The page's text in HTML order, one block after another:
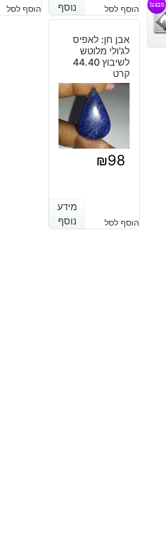
מבצע!
נוסף
הוסף לסל
נוסף
הוסף לסל
אבן חן: לאפיס
לג'ולי מלוטש
לשיבוץ 44.40
קרט
₪98
מידע
נוסף
הוסף לסל
מידע
נוסף